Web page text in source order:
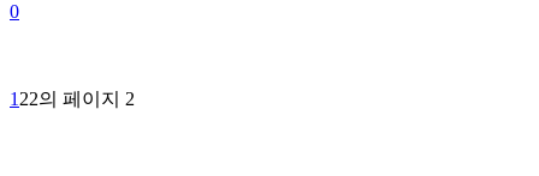
0
1 22의 페이지 2